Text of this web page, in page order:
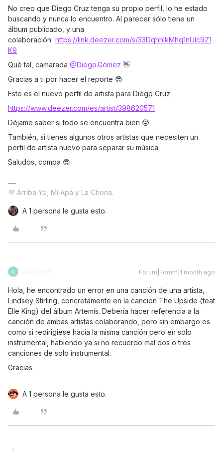
No creo que Diego Cruz tenga su propio perfil, lo he estado
buscando y nunca lo encuentro. Al parecer sólo tiene un
álbum publicado, y una
colaboración https://link.deezer.com/s/33DqhhlkMhq1nUlc9Z1
K9
Qué tal, camarada ​ @Diego.Gómez 👋
Gracias a ti por hacer el reporte 😎
Este es el nuevo perfil de artista para Diego Cruz
https://www.deezer.com/es/artist/398620571
Déjame saber si todo se encuentra bien 🤓
También, si tienes algunos otros artistas que necesiten un
perfil de artista nuevo para separar su música
Saludos, compa 😎
💜 Arriba Yo, Mi Apá y La Chona.
A 1 persona le gusta esto.
R Forum|Forum|1 month ago
Hola, he encontrado un error en una canción de una artista,
Lindsey Stirling, concretamente en la cancion The Upside (feat
Elle King) del álbum Artemis. Debería hacer referencia a la
canción de ambas artistas colaborando, pero sin embargo es
como si redirigiese hacia la misma canción pero en solo
instrumental, habiendo ya si no recuerdo mal dos o tres
canciones de solo instrumental.
Gracias.
A 1 persona le gusta esto.